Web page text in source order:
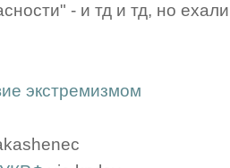
- и тд и тд, но ехали
экстремизмом